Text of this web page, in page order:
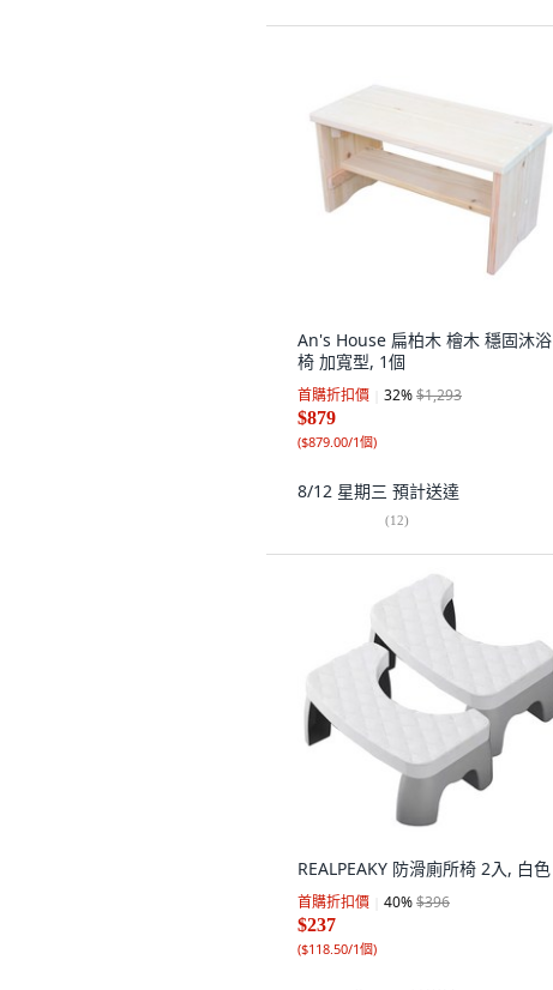
An's House 扁柏木 檜木 穩固沐浴
椅 加寬型, 1個
首購折扣價 32%$1,293
$879
($879.00/1個)
8/12 星期三 預計送達
(12)
REALPEAKY 防滑廁所椅 2入, 白色
首購折扣價 40%$396
$237
($118.50/1個)